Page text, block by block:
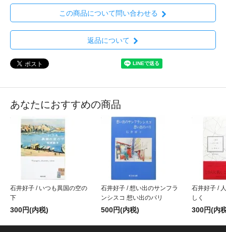
この商品について問い合わせる
返品について
あなたにおすすめの商品
石井好子 / いつも異国の空の
下
300円(内税)
石井好子 / 想い出のサンフラ
ンシスコ 想い出のパリ
500円(内税)
石井好子 /
しく
300円(内